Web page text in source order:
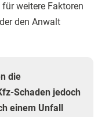
weitere Faktoren
den Anwalt
die
Schaden jedoch
einem Unfall